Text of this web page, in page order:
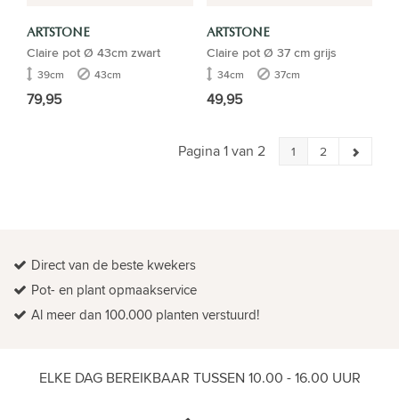
ARTSTONE
Claire pot Ø 43cm zwart
39cm 43cm
79,95
ARTSTONE
Claire pot Ø 37 cm grijs
34cm 37cm
49,95
Pagina 1 van 2 1 2
Direct van de beste kwekers
Pot- en plant opmaakservice
Al meer dan 100.000 planten verstuurd!
ELKE DAG BEREIKBAAR TUSSEN 10.00 - 16.00 UUR